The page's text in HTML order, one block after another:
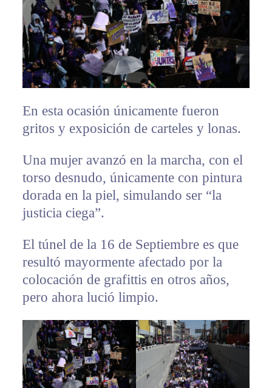
En esta ocasión únicamente fueron
gritos y exposición de carteles y lonas.
Una mujer avanzó en la marcha, con el
torso desnudo, únicamente con pintura
dorada en la piel, simulando ser “la
justicia ciega”.
El túnel de la 16 de Septiembre es que
resultó mayormente afectado por la
colocación de grafittis en otros años,
pero ahora lució limpio.